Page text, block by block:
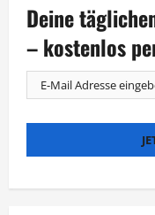
Deine
– kostenlos